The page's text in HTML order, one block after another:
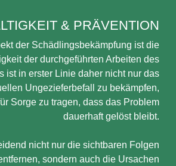
& PRÄVENTION
der Schädlingsbekämpfung ist die
der durchgeführten Arbeiten des
ist in erster Linie daher nicht nur das
Ungezieferbefall zu bekämpfen,
Sorge zu tragen, dass das Problem
dauerhaft gelöst bleibt.
nicht nur die sichtbaren Folgen
sondern auch die Ursachen